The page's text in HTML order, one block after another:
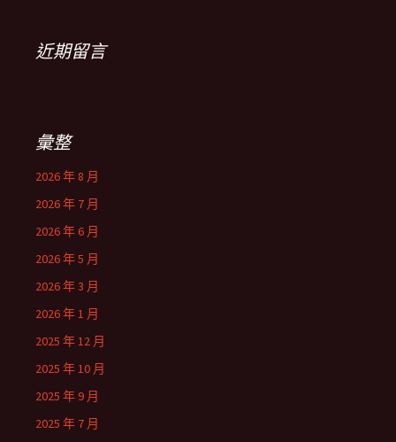
近期留言
彙整
2026 年 8 月
2026 年 7 月
2026 年 6 月
2026 年 5 月
2026 年 3 月
2026 年 1 月
2025 年 12 月
2025 年 10 月
2025 年 9 月
2025 年 7 月